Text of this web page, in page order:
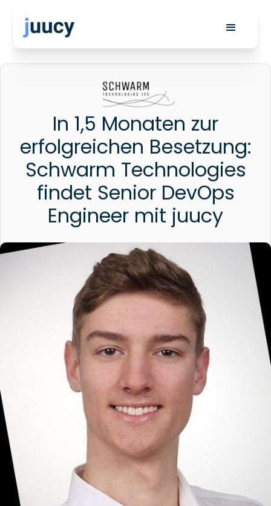
In 1,5 Monaten zur
erfolgreichen Besetzung:
Schwarm Technologies
findet Senior DevOps
Engineer mit juucy